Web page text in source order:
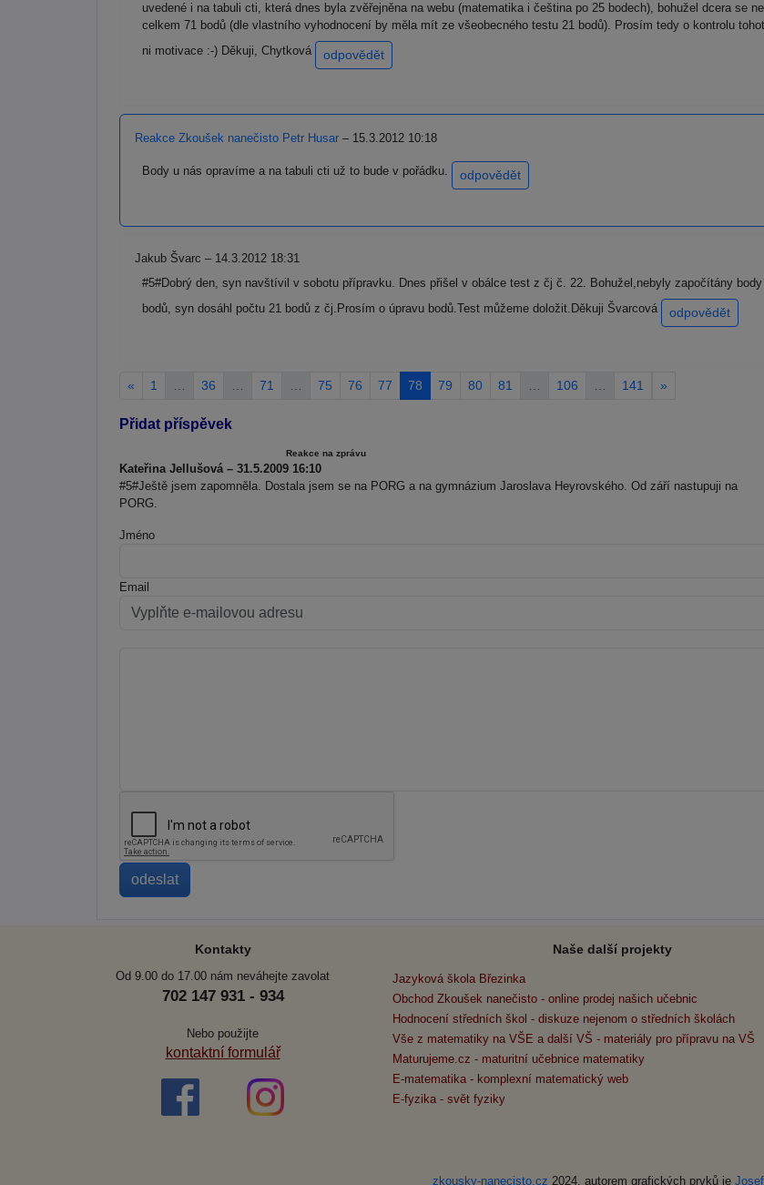
uvedené i na tabuli cti, která dnes byla zvěřejněna na webu (matematika i čeština po 25 bodech), bohužel dcera se
celkem 71 bodů (dle vlastního vyhodnocení by měla mít ze všeobecného testu 21 bodů). Prosím tedy o kontrolu
ni motivace :-) Děkuji, Chytková
odpovědět
Reakce Zkoušek nanečisto Petr Husar – 15.3.2012 10:18
Body u nás opravíme a na tabuli cti už to bude v pořádku. odpovědět
Jakub Švarc – 14.3.2012 18:31
#5#Dobrý den, syn navštívil v sobotu přípravku. Dnes přišel v obálce test z čj č. 22. Bohužel,nebyly započítány
bodů, syn dosáhl počtu 21 bodů z čj.Prosím o úpravu bodů.Test můžeme doložit.Děkuji Švarcová
odpovědět
« 1 36 71 75 76 77 78 79 80 81 106 141 »
Přidat příspěvek
Reakce na zprávu
Kateřina Jellušová – 31.5.2009 16:10
#5#Ještě jsem zapomněla. Dostala jsem se na PORG a na gymnázium Jaroslava Heyrovského. Od září nastupuji na
PORG.
Jméno
Email
Kontakty
Od 9.00 do 17.00 nám neváhejte zavolat
702 147 931 - 934
Nebo použijte
kontaktní formulář
Naše další projekty
Jazyková škola Březinka
Obchod Zkoušek nanečisto - online prodej našich učebnic
Hodnocení středních škol - diskuze nejenom o středních školách
Vše z matematiky na VŠE a další VŠ - materiály pro přípravu na VŠ
Maturujeme.cz - maturitní učebnice matematiky
E-matematika - komplexní matematický web
E-fyzika - svět fyziky
zkousky-nanecisto.cz 2024, autorem grafických prvků je